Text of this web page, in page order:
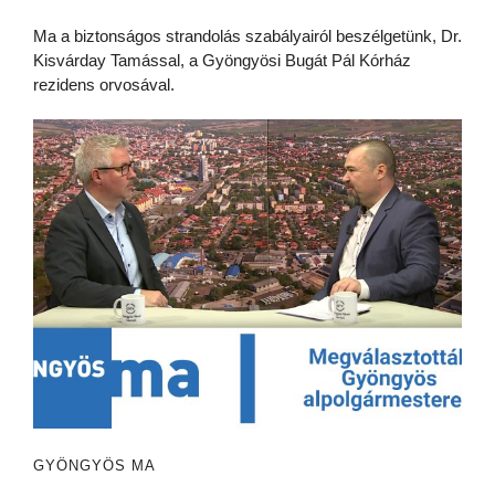
Ma a biztonságos strandolás szabályairól beszélgetünk, Dr.
Kisvárday Tamással, a Gyöngyösi Bugát Pál Kórház
rezidens orvosával.
GYÖNGYÖS MA